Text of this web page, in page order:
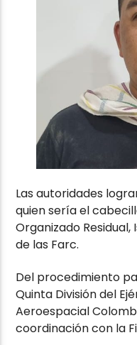
Las autoridades
quien sería el
Organizado Residual,
de las Farc.
Del procedimiento
Quinta División del
Aeroespacial
coordinación con la